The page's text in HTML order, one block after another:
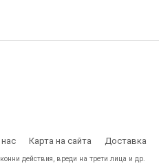
Карта на сайта Доставка
действия, вреди на трети лица и др.